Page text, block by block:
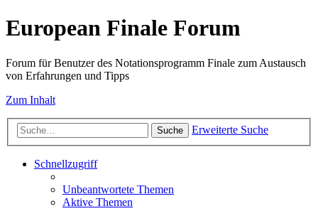
European Finale Forum
Forum für Benutzer des Notationsprogramm Finale zum Austausch
von Erfahrungen und Tipps
Zum Inhalt
Suche Erweiterte Suche
Schnellzugriff
Unbeantwortete Themen
Aktive Themen